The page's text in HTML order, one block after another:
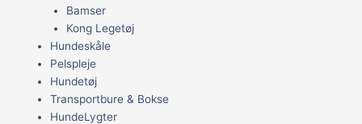
Bamser
Kong Legetøj
Hundeskåle
Pelspleje
Hundetøj
Transportbure & Bokse
HundeLygter